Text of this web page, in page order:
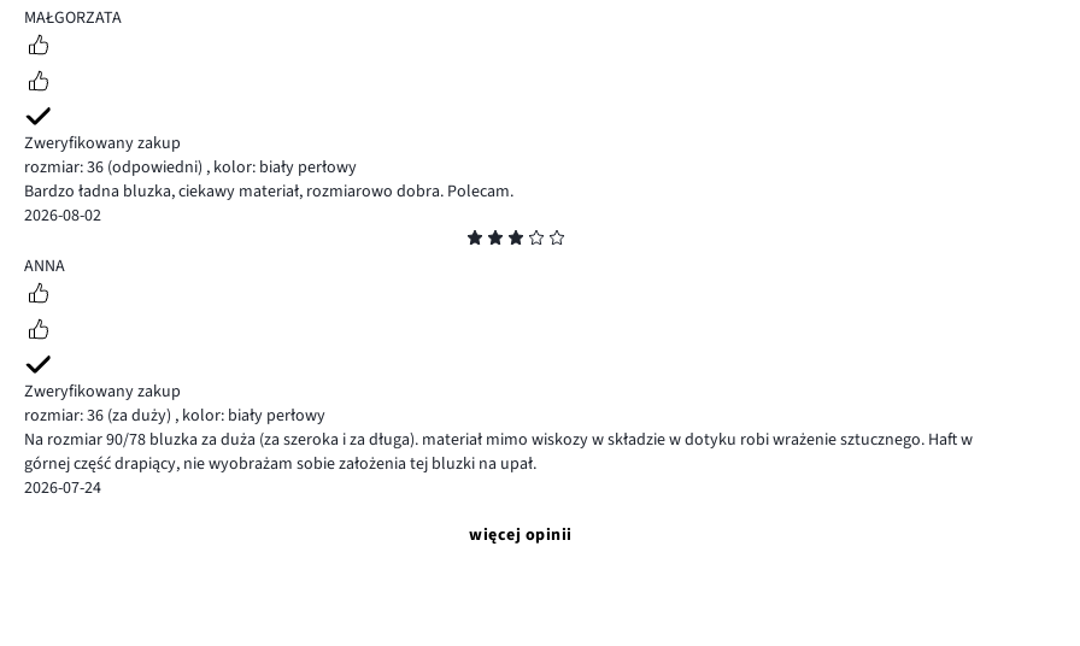
5
MAŁGORZATA
Zweryfikowany zakup
rozmiar: 36 (odpowiedni) , kolor: biały perłowy
Bardzo ładna bluzka, ciekawy materiał, rozmiarowo dobra. Polecam.
2026-08-02
3
ANNA
Zweryfikowany zakup
rozmiar: 36 (za duży) , kolor: biały perłowy
Na rozmiar 90/78 bluzka za duża (za szeroka i za długa). materiał mimo wiskozy w składzie w dotyku robi wrażenie sztucznego. Haft w
górnej część drapiący, nie wyobrażam sobie założenia tej bluzki na upał.
2026-07-24
więcej opinii